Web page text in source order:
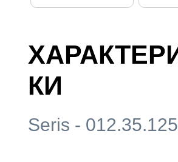
КИ
Seris -